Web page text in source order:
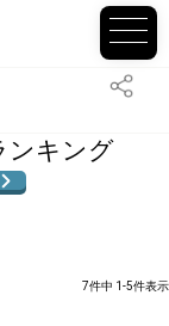
ンキング
7件中 1-5件表示